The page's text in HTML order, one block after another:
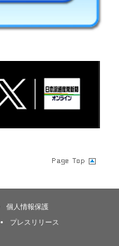
個人情報保護
プレスリリース